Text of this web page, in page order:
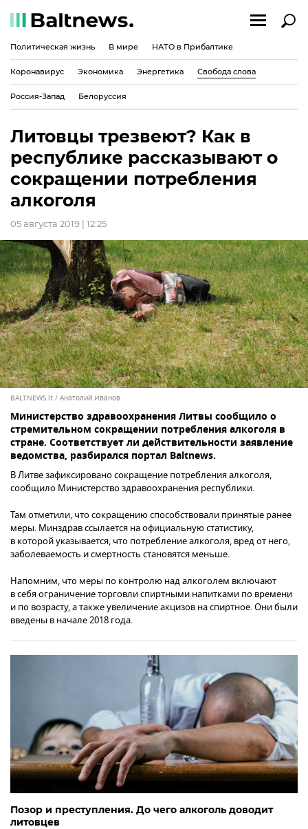
Политическая жизнь В мире НАТО в Прибалтике
Коронавирус Экономика Энергетика Свобода слова
Россия-Запад Белоруссия
Литовцы трезвеют? Как в
республике рассказывают о
сокращении потребления
алкоголя
05 августа 2019 | 12:25
BALTNEWS.lt / Анатолий Иванов
Министерство здравоохранения Литвы сообщило о
стремительном сокращении потребления алкоголя в
стране. Соответствует ли действительности заявление
ведомства, разбирался портал Baltnews.
В Литве зафиксировано сокращение потребления алкоголя,
сообщило Министерство здравоохранения республики.
Там отметили, что сокращению способствовали принятые ранее
меры. Минздрав ссылается на официальную статистику,
в которой указывается, что потребление алкоголя, вред от него,
заболеваемость и смертность становятся меньше.
Напомним, что меры по контролю над алкоголем включают
в себя ограничение торговли спиртными напитками по времени
и по возрасту, а также увеличение акцизов на спиртное. Они были
введены в начале 2018 года.
Позор и преступления. До чего алкоголь доводит
литовцев